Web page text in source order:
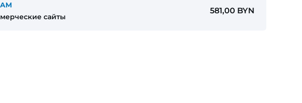
сайты
581,00 BYN